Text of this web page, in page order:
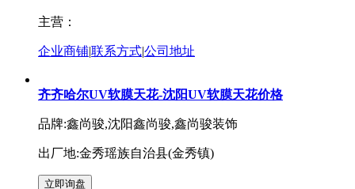
主营：
企业商铺|联系方式|公司地址
齐齐哈尔UV软膜天花-沈阳UV软膜天花价格
品牌:鑫尚骏,沈阳鑫尚骏,鑫尚骏装饰
出厂地:金秀瑶族自治县(金秀镇)